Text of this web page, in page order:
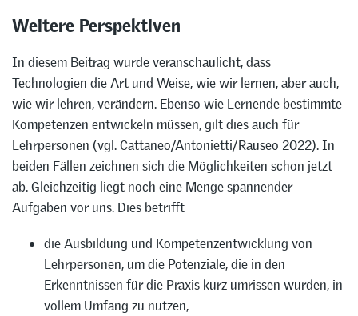
Weitere Perspektiven
In diesem Beitrag wurde veranschaulicht, dass
Technologien die Art und Weise, wie wir lernen, aber auch,
wie wir lehren, verändern. Ebenso wie Lernende bestimmte
Kompetenzen entwickeln müssen, gilt dies auch für
Lehrpersonen (vgl. Cattaneo/Antonietti/Rauseo 2022). In
beiden Fällen zeichnen sich die Möglichkeiten schon jetzt
ab. Gleichzeitig liegt noch eine Menge spannender
Aufgaben vor uns. Dies betrifft
die Ausbildung und Kompetenzentwicklung von
Lehrpersonen, um die Potenziale, die in den
Erkenntnissen für die Praxis kurz umrissen wurden, in
vollem Umfang zu nutzen,